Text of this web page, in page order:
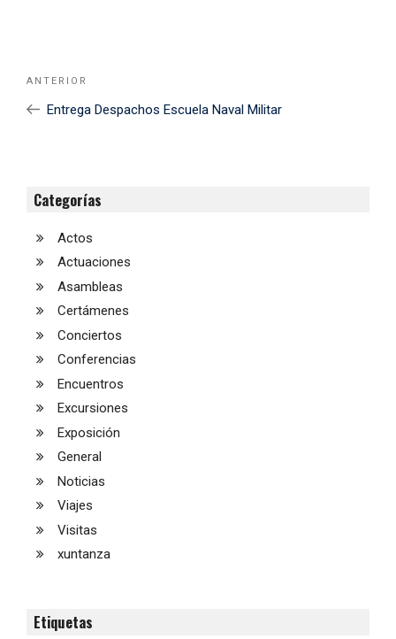
Navegación
entradas
Noticia
Anterior
ANTERIOR
Entrega Despachos Escuela Naval Militar
Categorías
Actos
Actuaciones
Asambleas
Certámenes
Conciertos
Conferencias
Encuentros
Excursiones
Exposición
General
Noticias
Viajes
Visitas
xuntanza
Etiquetas